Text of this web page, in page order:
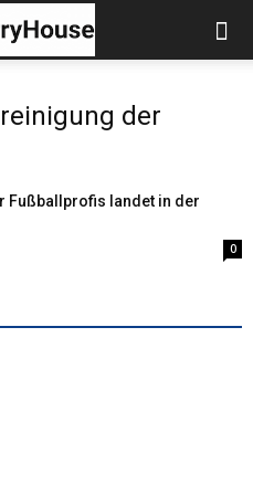
der
Fußballprofis landet in der
0